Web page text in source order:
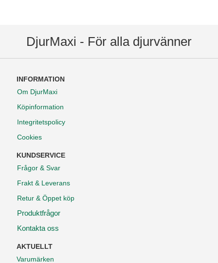
DjurMaxi - För alla djurvänner
INFORMATION
Om DjurMaxi
Köpinformation
Integritetspolicy
Cookies
KUNDSERVICE
Frågor & Svar
Frakt & Leverans
Retur & Öppet köp
Produktfrågor
Kontakta oss
AKTUELLT
Varumärken